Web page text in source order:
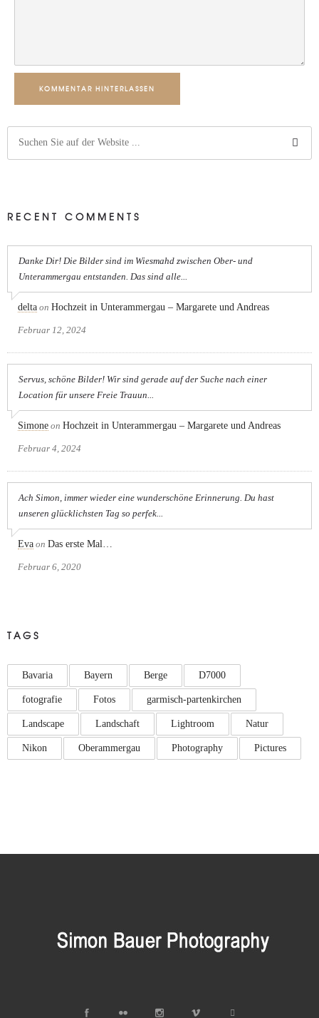
KOMMENTAR HINTERLASSEN
RECENT COMMENTS
Danke Dir! Die Bilder sind im Wiesmahd zwischen Ober- und
Unterammergau entstanden. Das sind alle...
delta on Hochzeit in Unterammergau – Margarete und Andreas
Februar 12, 2024
Servus, schöne Bilder! Wir sind gerade auf der Suche nach einer
Location für unsere Freie Trauun...
Simone on Hochzeit in Unterammergau – Margarete und Andreas
Februar 4, 2024
Ach Simon, immer wieder eine wunderschöne Erinnerung. Du hast
unseren glücklichsten Tag so perfek...
Eva on Das erste Mal…
Februar 6, 2020
TAGS
Bavaria Bayern Berge D7000
fotografie Fotos garmisch-partenkirchen
Landscape Landschaft Lightroom Natur
Nikon Oberammergau Photography Pictures